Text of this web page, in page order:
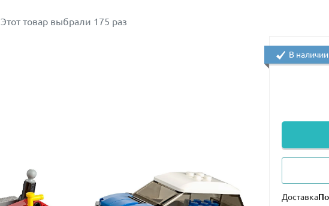
Этот товар выбрали 175 раз
Доставка
В наличии